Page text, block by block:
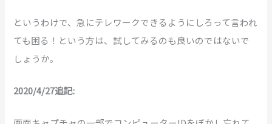
というわけで、急にテレワークできるようにしろって言われ
ても困る！という方は、試してみるのも良いのではないで
しょうか。
2020/4/27追記: